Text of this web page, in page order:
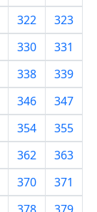
322
323
330
331
338
339
346
347
354
355
362
363
370
371